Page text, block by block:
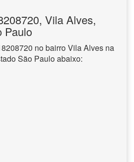
Vila Alves,
Paulo
no bairro Vila Alves na
São Paulo abaixo: